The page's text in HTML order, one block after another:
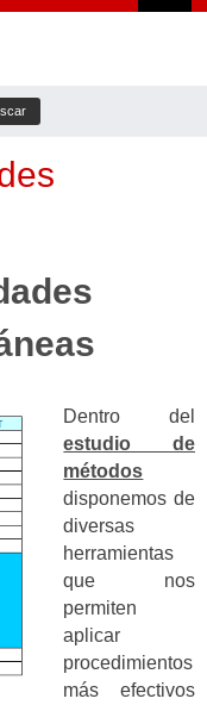
Dentro del
estudio de
métodos
disponemos de
diversas
herramientas
que nos
permiten
aplicar
procedimientos
más efectivos